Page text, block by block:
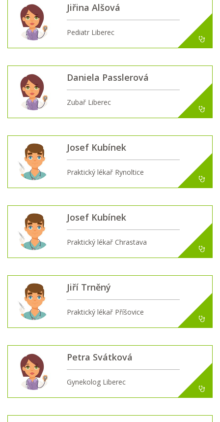
Jiřina Alšová
Pediatr Liberec
Daniela Passlerová
Zubař Liberec
Josef Kubínek
Praktický lékař Rynoltice
Josef Kubínek
Praktický lékař Chrastava
Jiří Trněný
Praktický lékař Příšovice
Petra Svátková
Gynekolog Liberec